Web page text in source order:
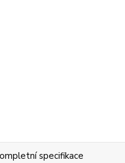
specifikace